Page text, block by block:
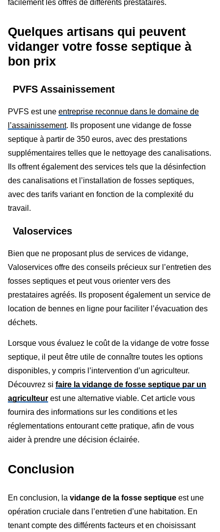
facilement les offres de différents prestataires.
Quelques artisans qui peuvent
vidanger votre fosse septique à
bon prix
PVFS Assainissement
PVFS est une entreprise reconnue dans le domaine de
l’assainissement. Ils proposent une vidange de fosse
septique à partir de 350 euros, avec des prestations
supplémentaires telles que le nettoyage des canalisations.
Ils offrent également des services tels que la désinfection
des canalisations et l’installation de fosses septiques,
avec des tarifs variant en fonction de la complexité du
travail.
Valoservices
Bien que ne proposant plus de services de vidange,
Valoservices offre des conseils précieux sur l’entretien des
fosses septiques et peut vous orienter vers des
prestataires agréés. Ils proposent également un service de
location de bennes en ligne pour faciliter l’évacuation des
déchets.
Lorsque vous évaluez le coût de la vidange de votre fosse
septique, il peut être utile de connaître toutes les options
disponibles, y compris l’intervention d’un agriculteur.
Découvrez si faire la vidange de fosse septique par un
agriculteur est une alternative viable. Cet article vous
fournira des informations sur les conditions et les
réglementations entourant cette pratique, afin de vous
aider à prendre une décision éclairée.
Conclusion
En conclusion, la vidange de la fosse septique est une
opération cruciale dans l’entretien d’une habitation. En
tenant compte des différents facteurs et en choisissant